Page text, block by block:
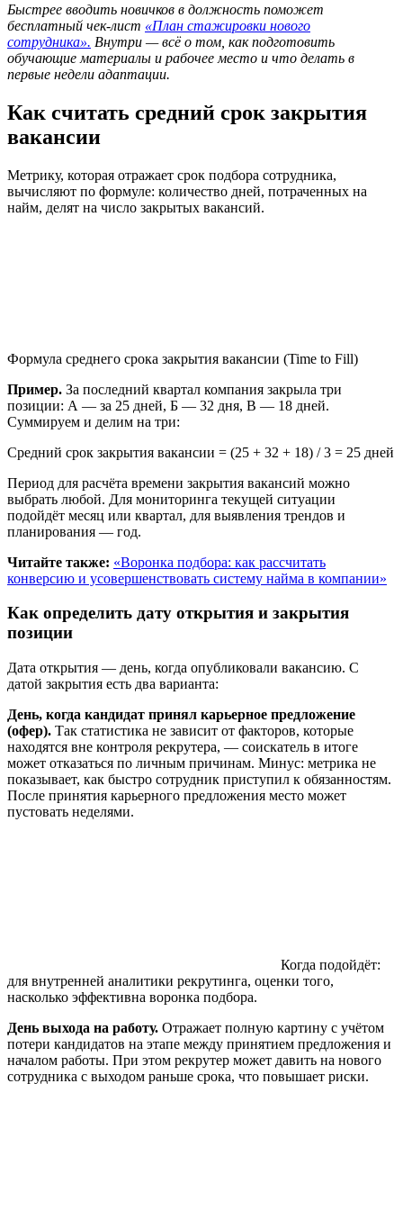
Быстрее вводить новичков в должность поможет
бесплатный чек-лист «План стажировки нового
сотрудника». Внутри — всё о том, как подготовить
обучающие материалы и рабочее место и что делать в
первые недели адаптации.
Как считать средний срок закрытия
вакансии
Метрику, которая отражает срок подбора сотрудника,
вычисляют по формуле: количество дней, потраченных на
найм, делят на число закрытых вакансий.
Формула среднего срока закрытия вакансии (Time to Fill)
Пример. За последний квартал компания закрыла три
позиции: А — за 25 дней, Б — 32 дня, В — 18 дней.
Суммируем и делим на три:
Средний срок закрытия вакансии = (25 + 32 + 18) / 3 = 25 дней
Период для расчёта времени закрытия вакансий можно
выбрать любой. Для мониторинга текущей ситуации
подойдёт месяц или квартал, для выявления трендов и
планирования — год.
Читайте также: «Воронка подбора: как рассчитать
конверсию и усовершенствовать систему найма в компании»
Как определить дату открытия и закрытия
позиции
Дата открытия — день, когда опубликовали вакансию. С
датой закрытия есть два варианта:
День, когда кандидат принял карьерное предложение
(офер). Так статистика не зависит от факторов, которые
находятся вне контроля рекрутера, — соискатель в итоге
может отказаться по личным причинам. Минус: метрика не
показывает, как быстро сотрудник приступил к обязанностям.
После принятия карьерного предложения место может
пустовать неделями.
Когда подойдёт:
для внутренней аналитики рекрутинга, оценки того,
насколько эффективна воронка подбора.
День выхода на работу. Отражает полную картину с учётом
потери кандидатов на этапе между принятием предложения и
началом работы. При этом рекрутер может давить на нового
сотрудника с выходом раньше срока, что повышает риски.